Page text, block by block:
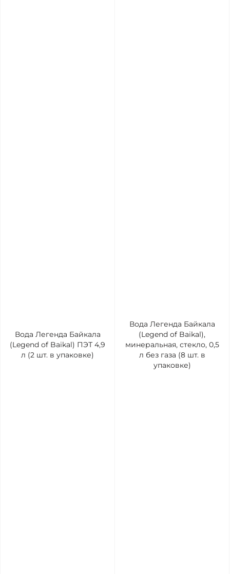
Вода Легенда Байкала
(Legend of Baikal) ПЭТ 4,9
л (2 шт. в упаковке)
Вода Легенда Байкала
(Legend of Baikal),
минеральная, стекло, 0,5
л без газа (8 шт. в
упаковке)